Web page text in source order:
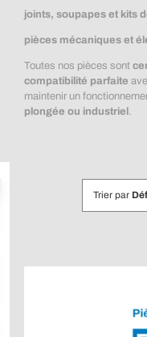
joints, soupapes et kits
pièces mécaniques et
Toutes nos pièces sont
compatibilité parfaite
maintenir un
plongée ou industriel .
Trier par